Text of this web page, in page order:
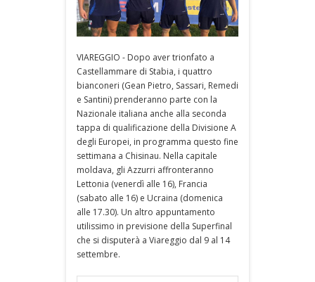
VIAREGGIO - Dopo aver trionfato a
Castellammare di Stabia, i quattro
bianconeri (Gean Pietro, Sassari, Remedi
e Santini) prenderanno parte con la
Nazionale italiana anche alla seconda
tappa di qualificazione della Divisione A
degli Europei, in programma questo fine
settimana a Chisinau. Nella capitale
moldava, gli Azzurri affronteranno
Lettonia (venerdì alle 16), Francia
(sabato alle 16) e Ucraina (domenica
alle 17.30). Un altro appuntamento
utilissimo in previsione della Superfinal
che si disputerà a Viareggio dal 9 al 14
settembre.